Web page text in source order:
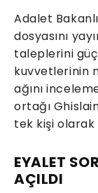
Adalet
dosyasını
taleplerini
kuvvetlerinin
ağını
ortağı
tek kişi olarak
EYALET
AÇILDI